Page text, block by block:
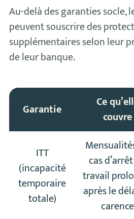
Au-delà des garanties socle,
peuvent souscrire des
supplémentaires selon leur
de leur banque.
Garantie
Ce
couvre
ITT
(incapacité
temporaire
totale)
cas
travail
après le
carence